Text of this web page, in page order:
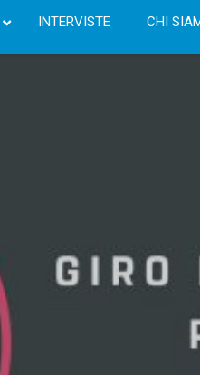
INTERVISTE CHI